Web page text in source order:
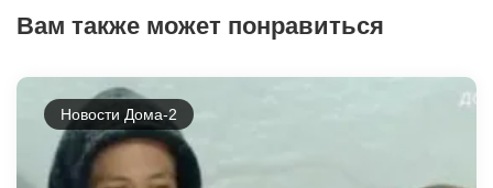
Вам также может понравиться
Новости Дома-2